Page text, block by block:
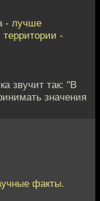
- лучше
территории -
звучит так: "В
значения
факты.